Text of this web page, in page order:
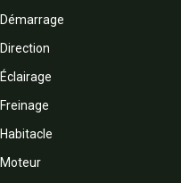
Démarrage
Direction
Éclairage
Freinage
Habitacle
Moteur